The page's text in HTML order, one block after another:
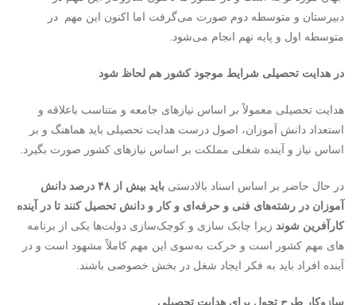
دبیرستان و متوسطه دوم صورت می‌گرفت اما اکنون این مهم در
متوسطه اول و پایه نهم انجام می‌شود.
در هدایت تحصیلی شرایط موجود کشور هم لحاظ شود
هدایت تحصیلی معمولاً بر اساس نیازهای جامعه و متناسب باعلاقه و
استعداد دانش آموزان، اصول درست هدایت تحصیلی باید هماهنگ و بر
اساس نیاز و آینده شغلی مملکت بر اساس نیازهای کشور صورت بگیرد.
در حال حاضر بر اساس اسناد بالادستی
باید بیش از ۴۸ درصد دانش
آموزان در رشته‌های فنی و حرفه‌ای و کار و دانش تحصیل کنند تا در آینده
کارآفرین شوند زیرا چابک سازی و کوچک‌سازی دولت‌ها یکی از برنامه
های مهم کشور است و حرکت به‌سوی این مهم کاملاً مشهود است و در
آینده افراد باید به فکر ایجاد شغل در بخش خصوصی باشند.
سازوکار طرح تحول برای هدایت تحصیلی